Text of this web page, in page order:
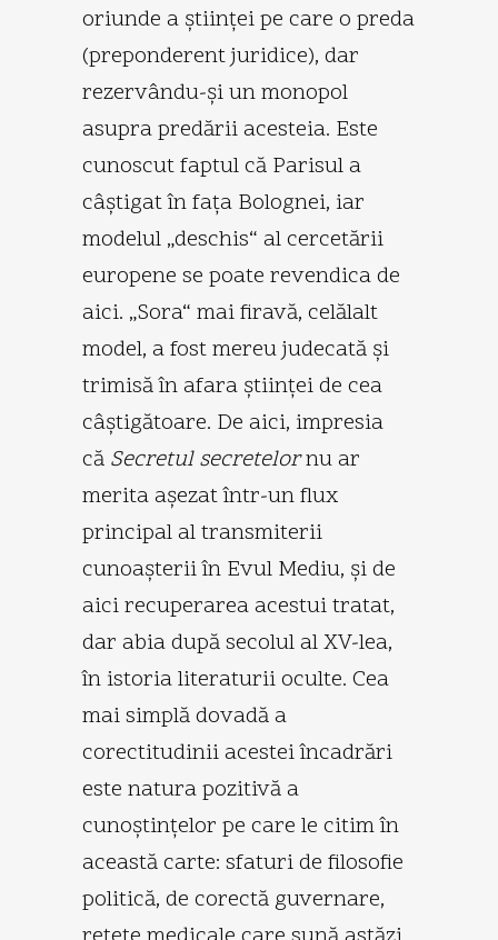
oriunde a ştiinţei pe care o preda
(preponderent juridice), dar
rezervându-şi un monopol
asupra predării acesteia. Este
cunoscut faptul că Parisul a
câştigat în faţa Bolognei, iar
modelul „deschis“ al cercetării
europene se poate revendica de
aici. „Sora“ mai firavă, celălalt
model, a fost mereu judecată şi
trimisă în afara ştiinţei de cea
câştigătoare. De aici, impresia
că Secretul secretelornu ar
merita aşezat într-un flux
principal al transmiterii
cunoaşterii în Evul Mediu, şi de
aici recuperarea acestui tratat,
dar abia după secolul al XV-lea,
în istoria literaturii oculte. Cea
mai simplă dovadă a
corectitudinii acestei încadrări
este natura pozitivă a
cunoştinţelor pe care le citim în
această carte: sfaturi de filosofie
politică, de corectă guvernare,